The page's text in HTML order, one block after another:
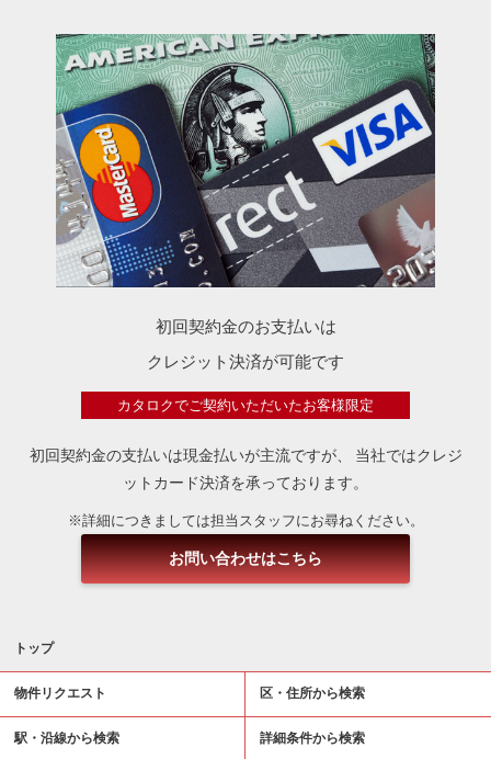
初回契約金のお支払いは
クレジット決済が可能です
カタロクでご契約いただいたお客様限定
初回契約金の支払いは現金払いが主流ですが、
当社ではクレジ
ットカード決済を承っております。
※詳細につきましては担当スタッフにお尋ねください。
お問い合わせはこちら
トップ
物件リクエスト 区・住所から検索
駅・沿線から検索 詳細条件から検索